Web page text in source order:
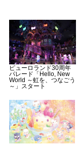
ピューロランド30周年
パレード「Hello, New
World ～虹を、つなごう
～」スタート